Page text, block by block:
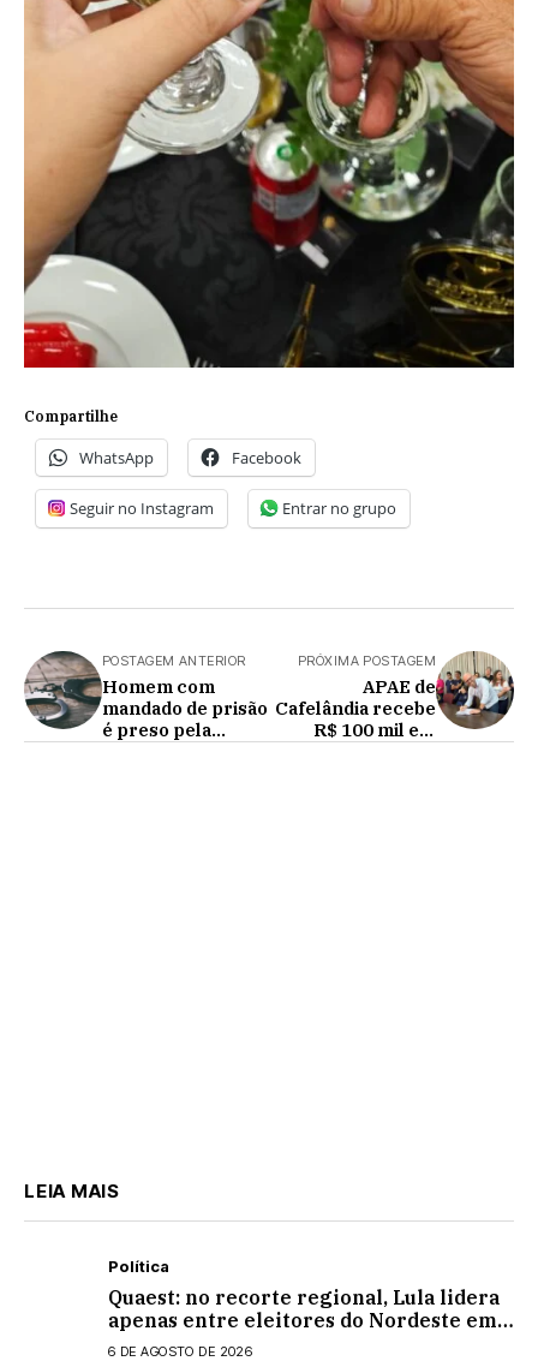
Compartilhe
WhatsApp Facebook
Seguir no Instagram Entrar no grupo
POSTAGEM ANTERIOR
Homem com
mandado de prisão
é preso pela
PRÓXIMA POSTAGEM
APAE de
Cafelândia recebe
R$ 100 mil em
LEIA MAIS
Política
Quaest: no recorte regional, Lula lidera
apenas entre eleitores do Nordeste em
eventual 2º turno contra Flávio
6 DE AGOSTO DE 2026